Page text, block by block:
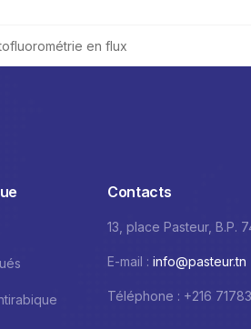
en flux
Contacts
13, place Pasteur, B.P.
E-mail : info@pasteur.tn
Téléphone : +216